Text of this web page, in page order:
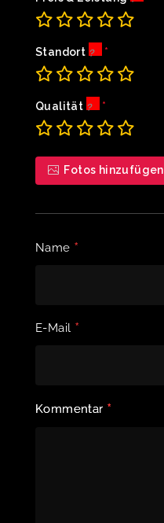
Standort
Qualität
Fotos hinzufügen
Name *
E-Mail *
Kommentar *